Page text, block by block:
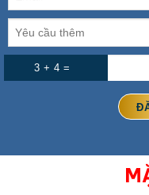
3 + 4 =